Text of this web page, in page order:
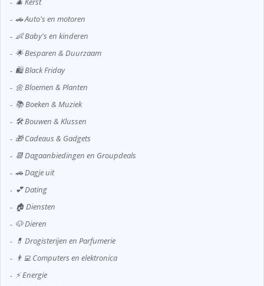
🚗 Auto's en motoren
👶 Baby's en kinderen
🌟 Besparen & Duurzaam
🛍️ Black Friday
🌼 Bloemen & Planten
📚 Boeken & Muziek
🛠️ Bouwen & Klussen
🎁 Cadeaus & Gadgets
📆 Dagaanbiedingen en Groupdeals
🚗 Dagje uit
💕 Dating
🏠 Diensten
🐶 Dieren
💊 Drogisterijen en Parfumerie
👨‍💻 Computers en elektronica
⚡ Energie